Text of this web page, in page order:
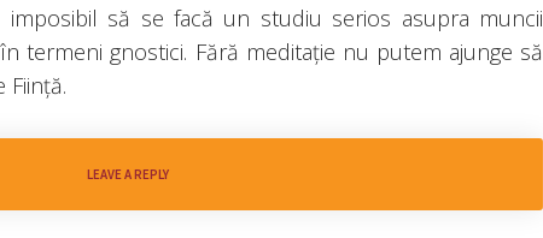
imposibil să se facă un studiu serios asupra muncii
termeni gnostici. Fără meditație nu putem ajunge să
LEAVE A REPLY